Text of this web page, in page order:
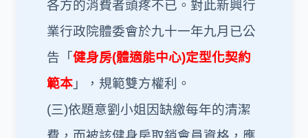
各方的消費者頭疼不已。對此新興行
業行政院體委會於九十一年九月已公
告「 健身房(體適能中心)定型化契約
範本 」，規範雙方權利。
(三)依題意劉小姐因缺繳每年的清潔